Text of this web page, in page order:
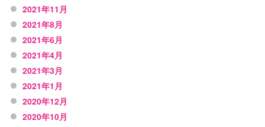
2021年11月
2021年8月
2021年6月
2021年4月
2021年3月
2021年1月
2020年12月
2020年10月